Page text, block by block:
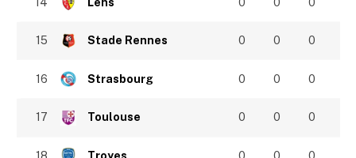
15 Stade Rennes 0 0 0
16 Strasbourg 0 0 0
17 Toulouse 0 0 0